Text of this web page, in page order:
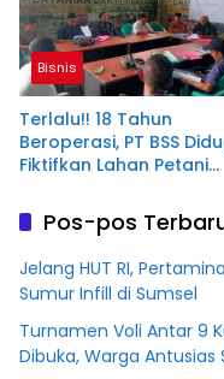
Bisnis
Terlalu!! 18 Tahun
Beroperasi, PT BSS
Fiktifkan Lahan Petani
Pos-pos
Jelang HUT RI,
Sumur Infill di Sumsel
Turnamen Voli Antar 9
Dibuka, Warga Antusias